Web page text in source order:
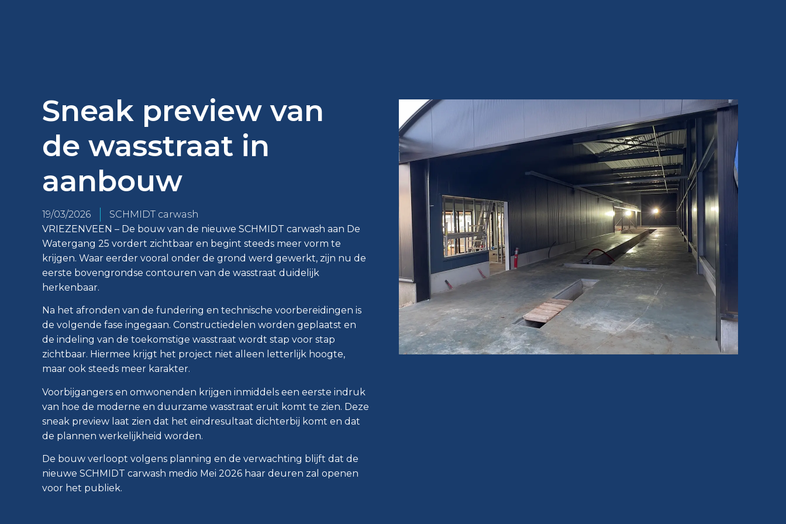
Sneak preview van
de wasstraat in
aanbouw
19/03/2026
SCHMIDT carwash
VRIEZENVEEN – De bouw van de nieuwe SCHMIDT carwash aan De
Watergang 25 vordert zichtbaar en begint steeds meer vorm te
krijgen. Waar eerder vooral onder de grond werd gewerkt, zijn nu de
eerste bovengrondse contouren van de wasstraat duidelijk
herkenbaar.
Na het afronden van de fundering en technische voorbereidingen is
de volgende fase ingegaan. Constructiedelen worden geplaatst en
de indeling van de toekomstige wasstraat wordt stap voor stap
zichtbaar. Hiermee krijgt het project niet alleen letterlijk hoogte,
maar ook steeds meer karakter.
Voorbijgangers en omwonenden krijgen inmiddels een eerste indruk
van hoe de moderne en duurzame wasstraat eruit komt te zien. Deze
sneak preview laat zien dat het eindresultaat dichterbij komt en dat
de plannen werkelijkheid worden.
De bouw verloopt volgens planning en de verwachting blijft dat de
nieuwe SCHMIDT carwash medio Mei 2026 haar deuren zal openen
voor het publiek.